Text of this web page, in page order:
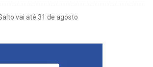
vai até 31 de agosto